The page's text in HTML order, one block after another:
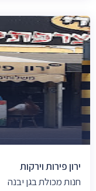
ירון פירות וירקות
חנות מכולת בגן יבנה